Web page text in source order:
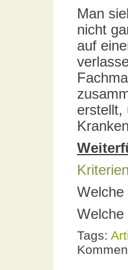
Man
nicht
auf
erstellt,
Welche
Welche
Tags: